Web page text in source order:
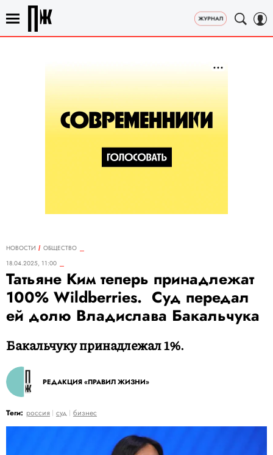
НОВОСТИ
ОБЩЕСТВО
18.04.2025, 11:00
Татьяне Ким теперь принадлежат
100% Wildberries. Суд передал
ей долю Владислава Бакальчука
Бакальчуку принадлежал 1%.
РЕДАКЦИЯ «ПРАВИЛ ЖИЗНИ»
Теги: россия суд бизнес